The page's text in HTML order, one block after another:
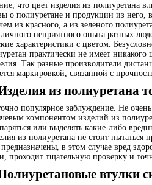
что цвет изделия из полиуретана
о полиуретане и продукции из него,
из красного, а из зеленого
неприятного опыта разных
характеристики с цветом.
практически не имеет
Так разные производители
маркировкой, связанной с
из полиуретана
популярное заблуждение. Не
компонентом изделий из
или выделять какие-либо
из полиуретана не стоит
в этом случае вред
проходит тщательную проверку и
втулки